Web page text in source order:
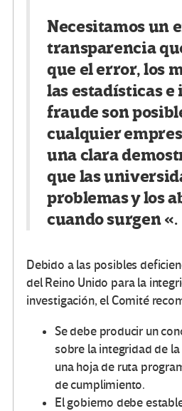
Necesitamos un
transparencia
que el error, los
las estadísticas e
fraude son
cualquier
una clara
que las
problemas y los
cuando surgen «.
Debido a las posibles
del Reino Unido para la
investigación, el Comité
Se debe producir un
sobre la integridad de
una hoja de ruta
de cumplimiento.
El gobierno debe